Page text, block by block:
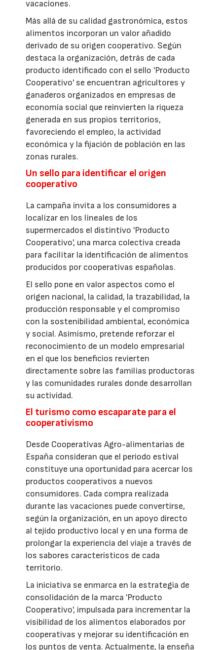
vacaciones.
Más allá de su calidad gastronómica, estos
alimentos incorporan un valor añadido
derivado de su origen cooperativo. Según
destaca la organización, detrás de cada
producto identificado con el sello 'Producto
Cooperativo' se encuentran agricultores y
ganaderos organizados en empresas de
economía social que reinvierten la riqueza
generada en sus propios territorios,
favoreciendo el empleo, la actividad
económica y la fijación de población en las
zonas rurales.
Un sello para identificar el origen
cooperativo
La campaña invita a los consumidores a
localizar en los lineales de los
supermercados el distintivo 'Producto
Cooperativo', una marca colectiva creada
para facilitar la identificación de alimentos
producidos por cooperativas españolas.
El sello pone en valor aspectos como el
origen nacional, la calidad, la trazabilidad, la
producción responsable y el compromiso
con la sostenibilidad ambiental, económica
y social. Asimismo, pretende reforzar el
reconocimiento de un modelo empresarial
en el que los beneficios revierten
directamente sobre las familias productoras
y las comunidades rurales donde desarrollan
su actividad.
El turismo como escaparate para el
cooperativismo
Desde Cooperativas Agro-alimentarias de
España consideran que el periodo estival
constituye una oportunidad para acercar los
productos cooperativos a nuevos
consumidores. Cada compra realizada
durante las vacaciones puede convertirse,
según la organización, en un apoyo directo
al tejido productivo local y en una forma de
prolongar la experiencia del viaje a través de
los sabores característicos de cada
territorio.
La iniciativa se enmarca en la estrategia de
consolidación de la marca 'Producto
Cooperativo', impulsada para incrementar la
visibilidad de los alimentos elaborados por
cooperativas y mejorar su identificación en
los puntos de venta. Actualmente, la enseña